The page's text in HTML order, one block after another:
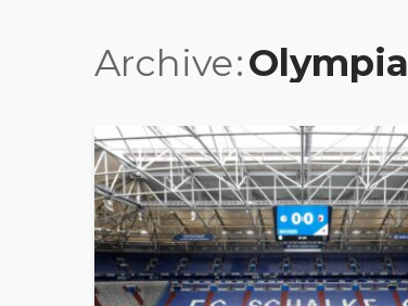
Archive Olympia